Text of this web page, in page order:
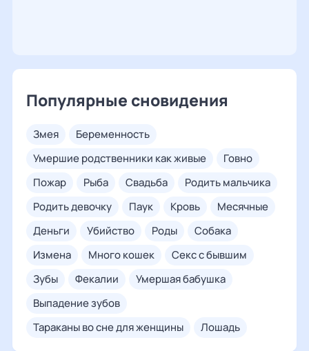
Популярные сновидения
змея
беременность
умершие родственники как живые
говно
пожар
рыба свадьба
родить мальчика
родить девочку
паук кровь
месячные
деньги
убийство роды
собака
измена
много кошек
секс с бывшим
зубы
фекалии
умершая бабушка
выпадение зубов
тараканы во сне для женщины
лошадь